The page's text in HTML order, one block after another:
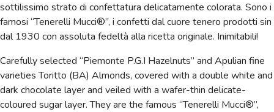
sottilissimo strato di confettatura delicatamente colorata. Sono i
famosi “Tenerelli Mucci®”, i confetti dal cuore tenero prodotti sin
dal 1930 con assoluta fedeltà alla ricetta originale. Inimitabili!
Carefully selected “Piemonte P.G.I Hazelnuts” and Apulian fine
varieties Toritto (BA) Almonds, covered with a double white and
dark chocolate layer and veiled with a wafer-thin delicate-
coloured sugar layer. They are the famous “Tenerelli Mucci®”,